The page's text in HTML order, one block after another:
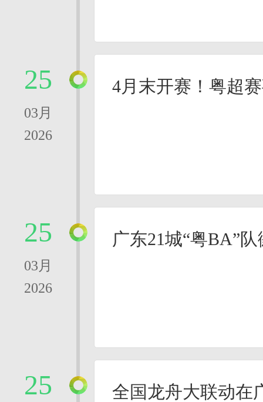
25
03月
2026
4月末开赛！粤超
25
03月
2026
广东21城“粤BA”
25
全国龙舟大联动在